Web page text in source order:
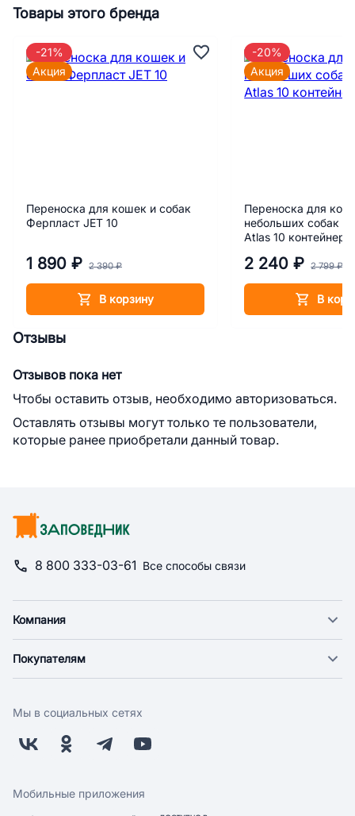
Товары этого бренда
Переноска для кошек и собак
Ферпласт JET 10
1 890 ₽ 2 390 ₽
В корзину
-21%
Акция
Переноска для
небольших собак
Atlas 10 контейнер
2 240 ₽ 2 799 ₽
В
-20%
Акция
Отзывы
Отзывов пока нет
Чтобы оставить отзыв, необходимо авторизоваться.
Оставлять отзывы могут только те пользователи,
которые ранее приобретали данный товар.
8 800 333-03-61 Все способы связи
Компания
Новости
Поставщикам
Заводчикам
Обратная связь
Покупателям
Оплата
Бонусная программа
Скидки и акции
Мы в социальных сетях
Мобильные приложения